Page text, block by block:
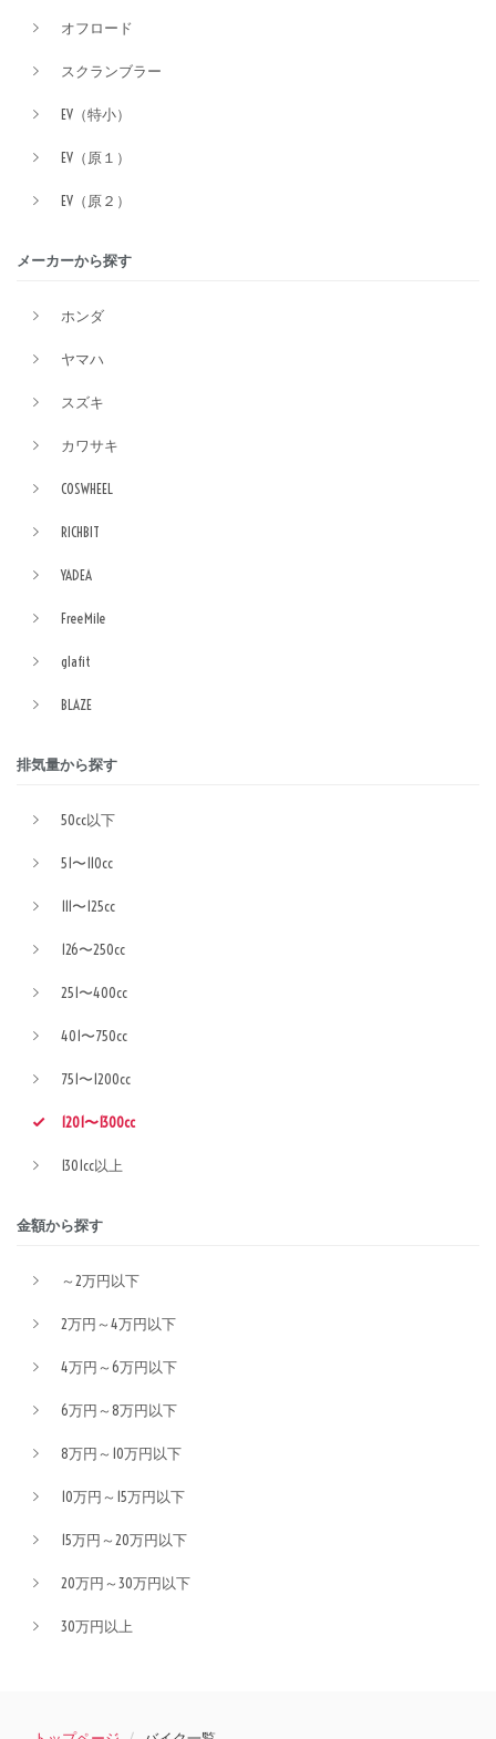
オフロード
スクランブラー
EV（特小）
EV（原１）
EV（原２）
メーカーから探す
ホンダ
ヤマハ
スズキ
カワサキ
COSWHEEL
RICHBIT
YADEA
FreeMile
glafit
BLAZE
排気量から探す
50cc以下
51〜110cc
111〜125cc
126〜250cc
251〜400cc
401〜750cc
751〜1200cc
1201〜1300cc
1301cc以上
金額から探す
～2万円以下
2万円～4万円以下
4万円～6万円以下
6万円～8万円以下
8万円～10万円以下
10万円～15万円以下
15万円～20万円以下
20万円～30万円以下
30万円以上